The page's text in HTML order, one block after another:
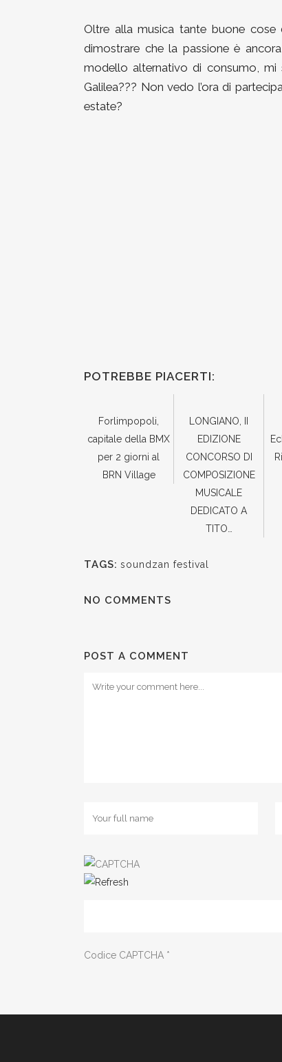
Oltre alla musica tante buone cose
dimostrare che la passione è
modello alternativo di consumo, mi
Galilea??? Non vedo l’ora di
estate?
POTREBBE PIACERTI:
Forlimpopoli,
capitale della BMX
per 2 giorni al
BRN Village
LONGIANO, II
EDIZIONE
CONCORSO DI
COMPOSIZIONE
MUSICALE
DEDICATO A
TITO…
TAGS: soundzan festival
NO COMMENTS
POST A COMMENT
Codice CAPTCHA *